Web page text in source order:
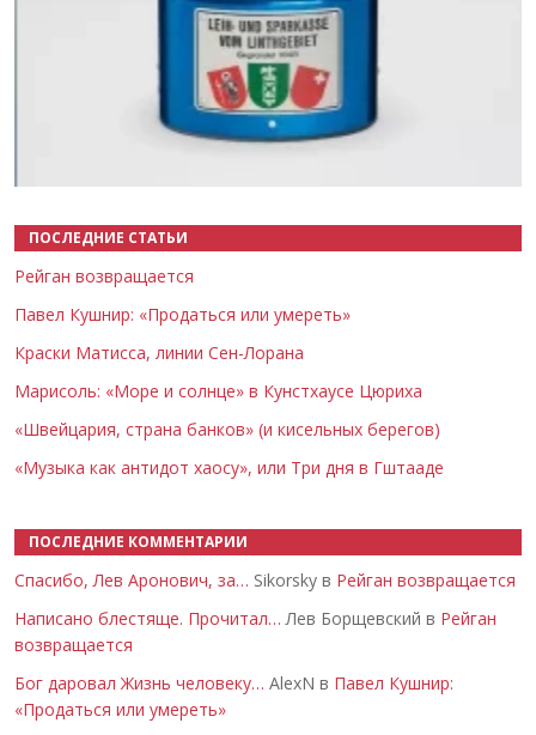
ПОСЛЕДНИЕ СТАТЬИ
Рейган возвращается
Павел Кушнир: «Продаться или умереть»
Краски Матисса, линии Сен-Лорана
Марисоль: «Море и солнце» в Кунстхаусе Цюриха
«Швейцария, страна банков» (и кисельных берегов)
«Музыка как антидот хаосу», или Три дня в Гштааде
ПОСЛЕДНИЕ КОММЕНТАРИИ
Спасибо, Лев Аронович, за… Sikorsky в Рейган возвращается
Написано блестяще. Прочитал… Лев Борщевский в Рейган
возвращается
Бог даровал Жизнь человеку… AlexN в Павел Кушнир:
«Продаться или умереть»